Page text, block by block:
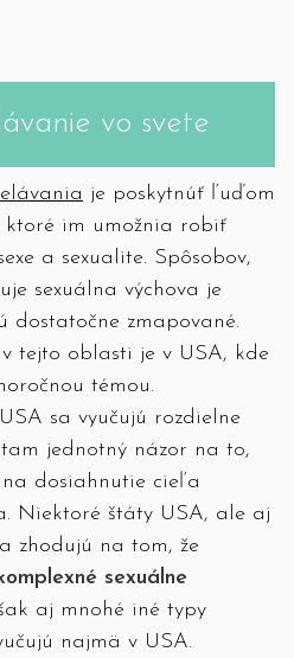
vo svete
je poskytnúť ľuďom
ktoré im umožnia robiť
a sexualite. Spôsobov,
sexuálna výchova je
dostatočne zmapované.
tejto oblasti je v USA, kde
témou.
sa vyučujú rozdielne
jednotný názor na to,
dosiahnutie cieľa
Niektoré štáty USA, ale aj
zhodujú na tom, že
sexuálne
aj mnohé iné typy
najmä v USA.